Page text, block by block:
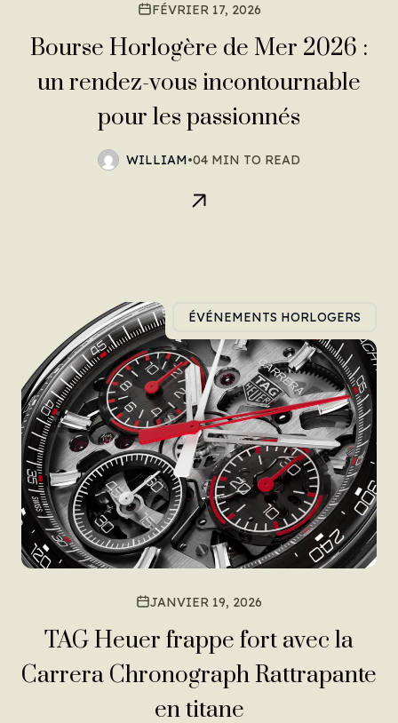
FÉVRIER 17, 2026
Bourse Horlogère de Mer 2026 :
un rendez-vous incontournable
pour les passionnés
WILLIAM•04 MIN TO READ
ÉVÉNEMENTS HORLOGERS
JANVIER 19, 2026
TAG Heuer frappe fort avec la
Carrera Chronograph Rattrapante
en titane